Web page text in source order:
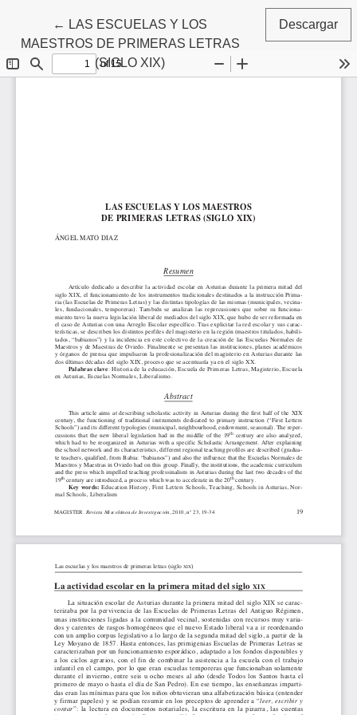
← Volver a los detalles del artículo
LAS ESCUELAS Y LOS
MAESTROS DE PRIMERAS LETRAS
(SIGLO XIX)
Descargar